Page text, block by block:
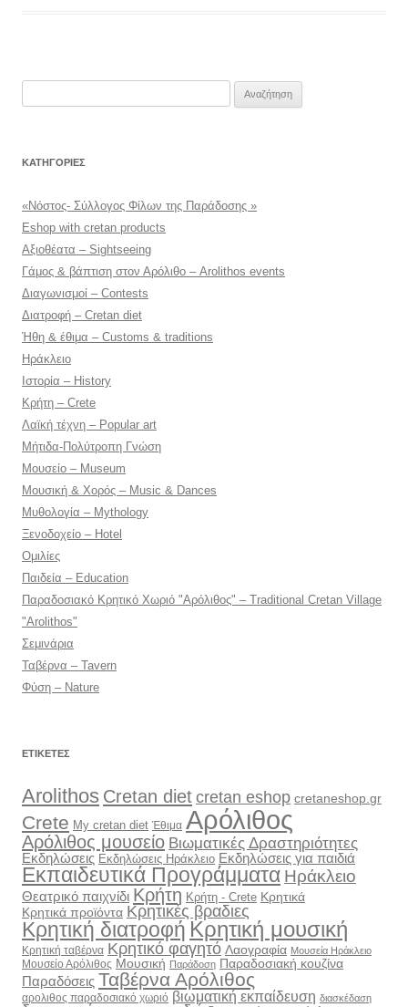
KΑΤΗΓΟΡΊΕΣ
«Νόστος- Σύλλογος Φίλων της Παράδοσης »
Eshop with cretan products
Αξιοθέατα – Sightseeing
Γάμος & βάπτιση στον Αρόλιθο – Arolithos events
Διαγωνισμοί – Contests
Διατροφή – Cretan diet
Ήθη & έθιμα – Customs & traditions
Ηράκλειο
Ιστορία – History
Κρήτη – Crete
Λαϊκή τέχνη – Popular art
Μήτιδα-Πολύτροπη Γνώση
Μουσείο – Museum
Μουσική & Χορός – Music & Dances
Μυθολογία – Mythology
Ξενοδοχείο – Hotel
Ομιλίες
Παιδεία – Education
Παραδοσιακό Κρητικό Χωριό "Αρόλιθος" – Traditional Cretan Village
"Arolithos"
Σεμινάρια
Ταβέρνα – Tavern
Φύση – Nature
ΕΤΙΚΈΤΕΣ
Arolithos Cretan dietcretan eshop cretaneshop.gr
Crete My cretan diet Έθιμα Αρόλιθος
Αρόλιθος μουσείο Βιωματικές Δραστηριότητες
Εκδηλώσεις Εκδηλώσεις Ηράκλειο Εκδηλώσεις για παιδιά
Εκπαιδευτικά Προγράμματα Ηράκλειο
Θεατρικό παιχνίδι Κρήτη Κρήτη - Crete Κρητικά
Κρητικά προϊόντα Κρητικές βραδιες
Κρητική διατροφή Κρητική μουσική
Κρητική ταβέρνα Κρητικό φαγητό Λαογραφία Μουσεία Ηράκλειο
Μουσείο Αρόλιθος Μουσική Παράδοση Παραδοσιακή κουζίνα
Παραδόσεις Ταβέρνα Αρόλιθος
αρολιθος παραδοσιακό χωριό βιωματική εκπαίδευση διασκέδαση